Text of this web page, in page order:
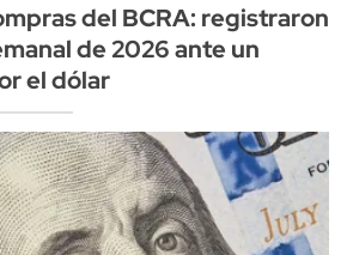
del BCRA: registraron
de 2026 ante un
el dólar